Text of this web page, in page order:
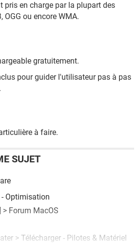
pris en charge par la plupart des
OGG ou encore WMA.
gratuitement.
pour guider l'utilisateur pas à pas
à faire.
SUJET
- Optimisation
> Forum MacOS
> Télécharger - Pilotes & Matériel